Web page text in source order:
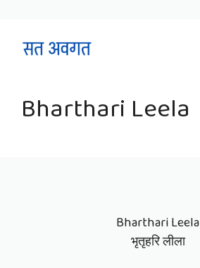
Bharthari Leela
Bharthari Leela
भृतृहरि लीला